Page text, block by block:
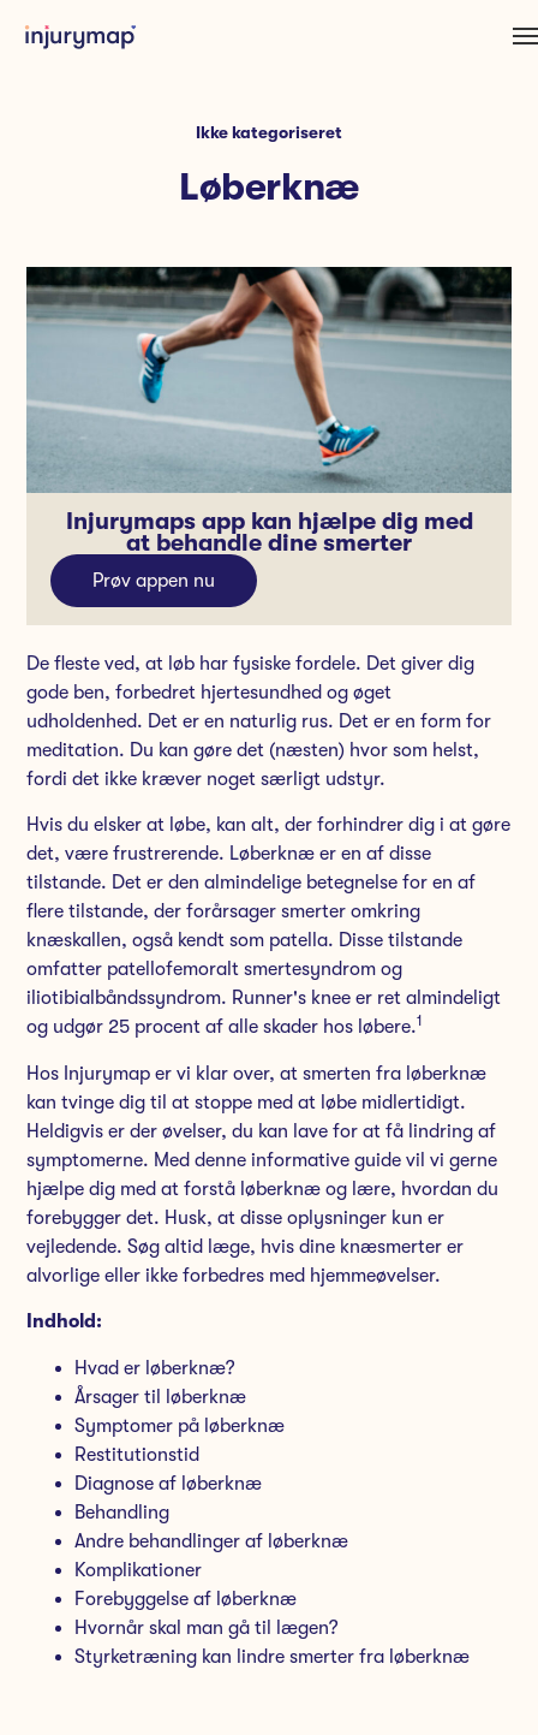
Ikke kategoriseret
Løberknæ
Injurymaps app kan hjælpe dig med
at behandle dine smerter
Prøv appen nu
De fleste ved, at løb har fysiske fordele. Det giver dig
gode ben, forbedret hjertesundhed og øget
udholdenhed. Det er en naturlig rus. Det er en form for
meditation. Du kan gøre det (næsten) hvor som helst,
fordi det ikke kræver noget særligt udstyr.
Hvis du elsker at løbe, kan alt, der forhindrer dig i at gøre
det, være frustrerende. Løberknæ er en af disse
tilstande. Det er den almindelige betegnelse for en af
flere tilstande, der forårsager smerter omkring
knæskallen, også kendt som patella. Disse tilstande
omfatter patellofemoralt smertesyndrom og
iliotibialbåndssyndrom. Runner's knee er ret almindeligt
og udgør 25 procent af alle skader hos løbere.1
Hos Injurymap er vi klar over, at smerten fra løberknæ
kan tvinge dig til at stoppe med at løbe midlertidigt.
Heldigvis er der øvelser, du kan lave for at få lindring af
symptomerne. Med denne informative guide vil vi gerne
hjælpe dig med at forstå løberknæ og lære, hvordan du
forebygger det. Husk, at disse oplysninger kun er
vejledende. Søg altid læge, hvis dine knæsmerter er
alvorlige eller ikke forbedres med hjemmeøvelser.
Indhold:
Hvad er løberknæ?
Årsager til løberknæ
Symptomer på løberknæ
Restitutionstid
Diagnose af løberknæ
Behandling
Andre behandlinger af løberknæ
Komplikationer
Forebyggelse af løberknæ
Hvornår skal man gå til lægen?
Styrketræning kan lindre smerter fra løberknæ